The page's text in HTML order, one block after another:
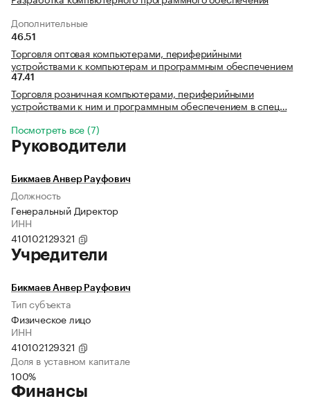
Дополнительные
46.51
Торговля оптовая компьютерами, периферийными
устройствами к компьютерам и программным обеспечением
47.41
Торговля розничная компьютерами, периферийными
устройствами к ним и программным обеспечением в спец…
Посмотреть все (7)
Руководители
Бикмаев Анвер Рауфович
Должность
Генеральный Директор
ИНН
410102129321
Учредители
Бикмаев Анвер Рауфович
Тип субъекта
Физическое лицо
ИНН
410102129321
Доля в уставном капитале
100%
Финансы